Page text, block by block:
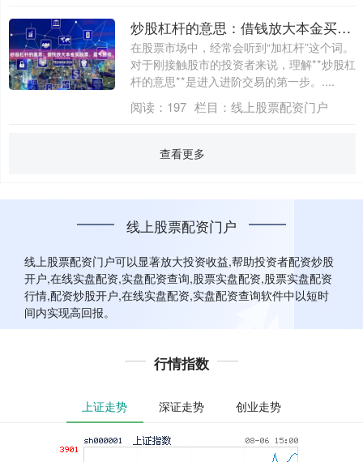
炒股杠杆的意思：借钱放大本金买股票，盈亏加倍。
在股票市场中，经常会听到“加杠杆”这个词。
对于刚接触股市的投资者来说，理解**炒股杠
杆的意思**是进入进阶交易的第一步。....
阅读： 197 栏目： 线上股票配资门户
查看更多
线上股票配资门户
线上股票配资门户可以显著放大投资收益,帮助投资者配资炒股
开户,在线实盘配资,实盘配资查询,股票实盘配资,股票实盘配资
行情,配资炒股开户,在线实盘配资,实盘配资查询软件中以短时
间内实现高回报。
行情指数
上证走势 深证走势 创业走势